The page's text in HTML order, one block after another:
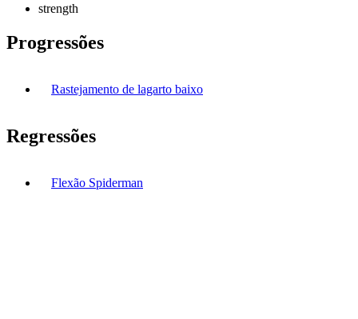
strength
Progressões
Rastejamento de lagarto baixo
Regressões
Flexão Spiderman